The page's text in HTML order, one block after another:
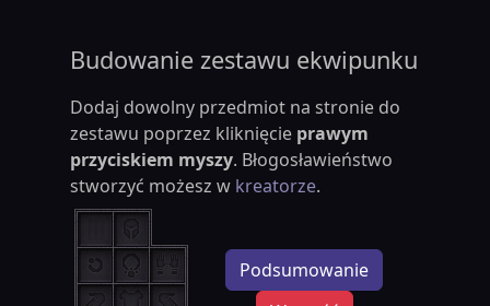
Budowanie zestawu ekwipunku
Dodaj dowolny przedmiot na stronie do
zestawu poprzez kliknięcie prawym
przyciskiem myszy. Błogosławieństwo
stworzyć możesz w kreatorze.
Podsumowanie